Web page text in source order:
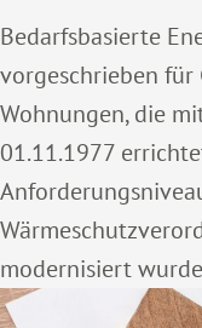
Bedarfsbasierte
vorgeschrieben für
Wohnungen, die
01.11.1977
modernisiert